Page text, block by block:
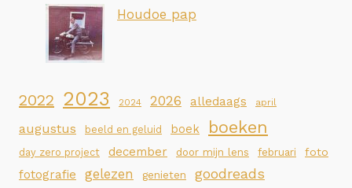
Houdoe pap
2022 2023 2024 2026 alledaags april
augustus beeld en geluid boek boeken
day zero project december door mijn lens februari foto
fotografie gelezen genieten goodreads